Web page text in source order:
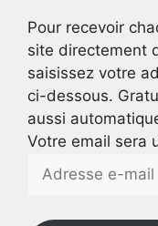
Pour recevoir
site directement
saisissez votre
ci-dessous.
aussi
Votre email sera
Adresse